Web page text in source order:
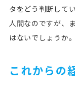
タをどう判断して
人間なのですが、
はないでしょうか。
これからの